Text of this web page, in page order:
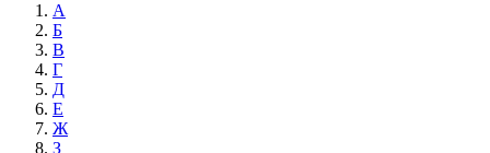
А
Б
В
Г
Д
Е
Ж
З